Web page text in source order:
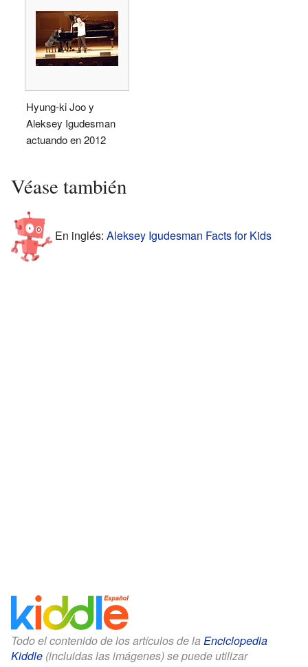
Hyung-ki Joo y
Aleksey Igudesman
actuando en 2012
Véase también
En inglés: Aleksey Igudesman Facts for Kids
Todo el contenido de los artículos de la Enciclopedia
Kiddle (incluidas las imágenes) se puede utilizar